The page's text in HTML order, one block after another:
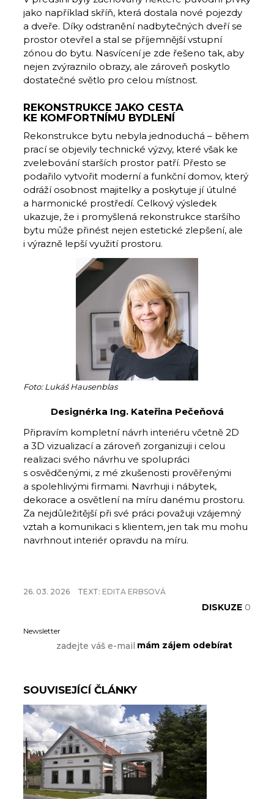
jako například skříň, která dostala nové pojezdy
a dveře. Díky odstranění nadbytečných dveří se
prostor otevřel a stal se příjemnější vstupní
zónou do bytu. Nasvícení je zde řešeno tak, aby
nejen zvýraznilo obrazy, ale zároveň poskytlo
dostatečné světlo pro celou místnost.
REKONSTRUKCE JAKO CESTA
KE KOMFORTNÍMU BYDLENÍ
Rekonstrukce bytu nebyla jednoduchá – během
prací se objevily technické výzvy, které však ke
zvelebování starších prostor patří. Přesto se
podařilo vytvořit moderní a funkční domov, který
odráží osobnost majitelky a poskytuje jí útulné
a harmonické prostředí. Celkový výsledek
ukazuje, že i promyšlená rekonstrukce staršího
bytu může přinést nejen estetické zlepšení, ale
i výrazně lepší využití prostoru.
Foto: Lukáš Hausenblas
Designérka Ing. Kateřina Pečeňová
Připravím kompletní návrh interiéru včetně 2D
a 3D vizualizací a zároveň zorganizuji i celou
realizaci svého návrhu ve spolupráci
s osvědčenými, z mé zkušenosti prověřenými
a spolehlivými firmami. Navrhuji i nábytek,
dekorace a osvětlení na míru danému prostoru.
Za nejdůležitější při své práci považuji vzájemný
vztah a komunikaci s klientem, jen tak mu mohu
navrhnout interiér opravdu na míru.
26. 03. 2026 TEXT: EDITA ERBSOVÁ
DISKUZE 0
Newsletter
SOUVISEJÍCÍ ČLÁNKY